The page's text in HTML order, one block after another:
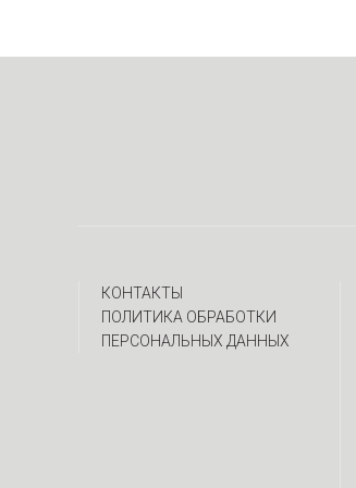
КОНТАКТЫ
ПОЛИТИКА ОБРАБОТКИ
ПЕРСОНАЛЬНЫХ ДАННЫХ